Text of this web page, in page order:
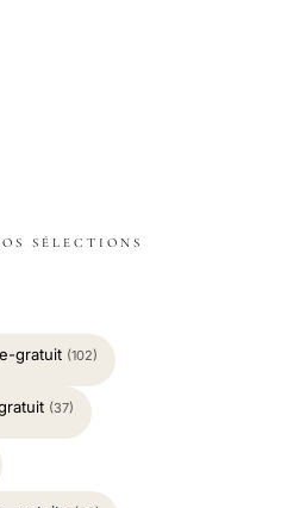
SÉLECTIONS
gratuit (102)
(37)